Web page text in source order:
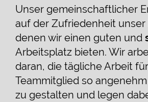
Unser gemeinschaftlicher
auf der Zufriedenheit unser
denen wir einen guten und
Arbeitsplatz bieten. Wir
daran, die tägliche Arbeit
Teammitglied so
zu gestalten und legen